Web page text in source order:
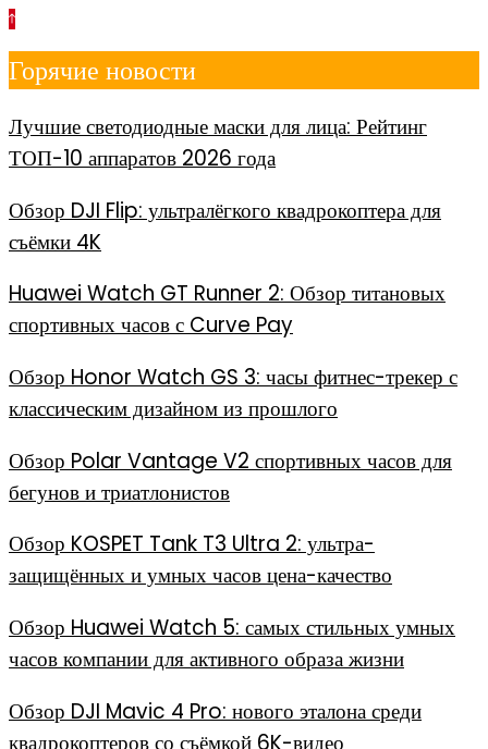
к
содержимому
Горячие новости
Лучшие светодиодные маски для лица: Рейтинг
ТОП-10 аппаратов 2026 года
Обзор DJI Flip: ультралёгкого квадрокоптера для
съёмки 4K
Huawei Watch GT Runner 2: Обзор титановых
спортивных часов с Curve Pay
Обзор Honor Watch GS 3: часы фитнес-трекер с
классическим дизайном из прошлого
Обзор Polar Vantage V2 спортивных часов для
бегунов и триатлонистов
Обзор KOSPET Tank T3 Ultra 2: ультра-
защищённых и умных часов цена-качество
Обзор Huawei Watch 5: самых стильных умных
часов компании для активного образа жизни
Обзор DJI Mavic 4 Pro: нового эталона среди
квадрокоптеров со съёмкой 6K-видео